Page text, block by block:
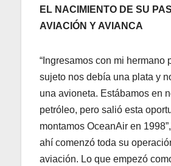
EL NACIMIENTO DE SU
AVIACIÓN Y AVIANCA
“Ingresamos con mi hermano
sujeto nos debía una plata y
una avioneta. Estábamos en
petróleo, pero salió esta
montamos OceanAir en
ahí comenzó toda su
aviación. Lo que empezó